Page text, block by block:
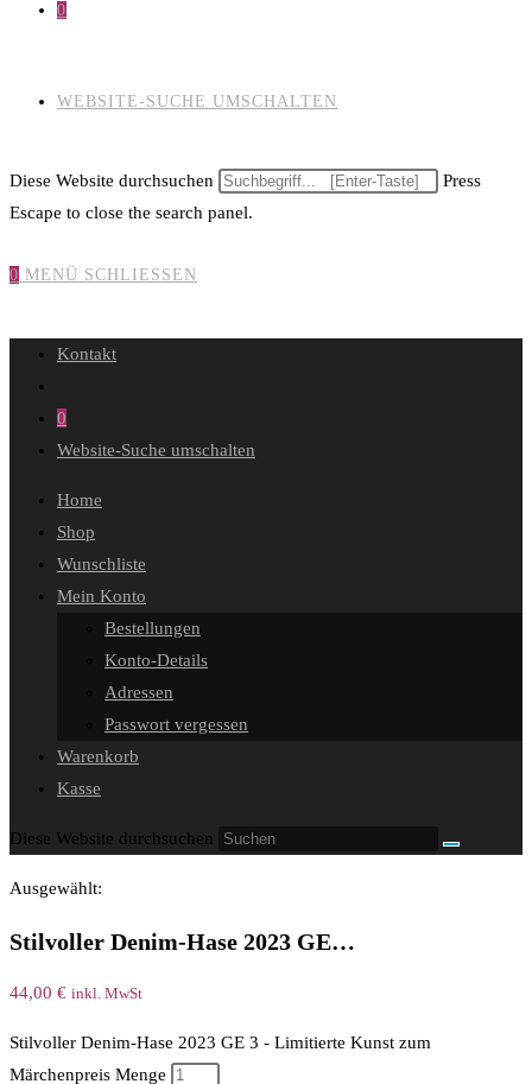
0
WEBSITE-SUCHE UMSCHALTEN
Diese Website durchsuchen
Press
Escape to close the search panel.
0 MENÜ SCHLIESSEN
Kontakt
0
Website-Suche umschalten
Home
Shop
Wunschliste
Mein Konto
Bestellungen
Konto-Details
Adressen
Passwort vergessen
Warenkorb
Kasse
Diese Website durchsuchen
Ausgewählt:
Stilvoller Denim-Hase 2023 GE…
44,00 € inkl. MwSt
Stilvoller Denim-Hase 2023 GE 3 - Limitierte Kunst zum
Märchenpreis Menge